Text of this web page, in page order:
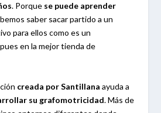
. Porque se puede aprender
saber sacar partido a un
para ellos como es un
en la mejor tienda de
creada por Santillana ayuda a
su grafomotricidad. Más de